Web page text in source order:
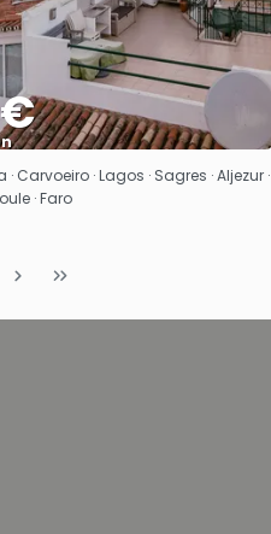
Se
· Carvoeiro · Lagos · Sagres · Aljezur ·
· Faro